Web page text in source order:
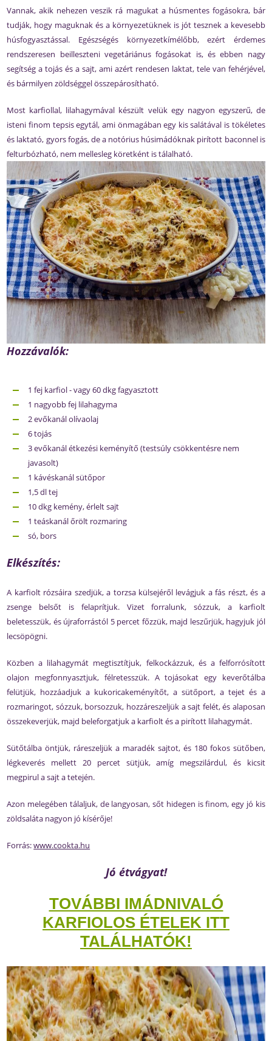
Vannak, akik nehezen veszik rá magukat a húsmentes fogásokra, bár
tudják, hogy maguknak és a környezetüknek is jót tesznek a kevesebb
húsfogyasztással. Egészségés környezetkímélőbb, ezért érdemes
rendszeresen beilleszteni vegetáriánus fogásokat is, és ebben nagy
segítség a tojás és a sajt, ami azért rendesen laktat, tele van fehérjével,
és bármilyen zöldséggel összepárosítható.
Most karfiollal, lilahagymával készült velük egy nagyon egyszerű, de
isteni finom tepsis egytál, ami önmagában egy kis salátával is tökéletes
és laktató, gyors fogás, de a notórius húsimádóknak pirított baconnel is
felturbózható, nem mellesleg köretként is tálalható.
Hozzávalók:
1 fej karfiol - vagy 60 dkg fagyasztott
1 nagyobb fej lilahagyma
2 evőkanál olívaolaj
6 tojás
3 evőkanál étkezési keményítő (testsúly csökkentésre nem
javasolt)
1 kávéskanál sütőpor
1,5 dl tej
10 dkg kemény, érlelt sajt
1 teáskanál őrölt rozmaring
só, bors
Elkészítés:
A karfiolt rózsáira szedjük, a torzsa külsejéről levágjuk a fás részt, és a
zsenge belsőt is felaprítjuk. Vizet forralunk, sózzuk, a karfiolt
beletesszük, és újraforrástól 5 percet főzzük, majd leszűrjük, hagyjuk jól
lecsöpögni.
Közben a lilahagymát megtisztítjuk, felkockázzuk, és a felforrósított
olajon megfonnyasztjuk, félretesszük. A tojásokat egy keverőtálba
felütjük, hozzáadjuk a kukoricakeményítőt, a sütőport, a tejet és a
rozmaringot, sózzuk, borsozzuk, hozzáreszeljük a sajt felét, és alaposan
összekeverjük, majd beleforgatjuk a karfiolt és a pirított lilahagymát.
Sütőtálba öntjük, ráreszeljük a maradék sajtot, és 180 fokos sütőben,
légkeverés mellett 20 percet sütjük, amíg megszilárdul, és kicsit
megpirul a sajt a tetején.
Azon melegében tálaljuk, de langyosan, sőt hidegen is finom, egy jó kis
zöldsaláta nagyon jó kísérője!
Forrás:www.cookta.hu
Jó étvágyat!
TOVÁBBI IMÁDNIVALÓ
KARFIOLOS ÉTELEK ITT
TALÁLHATÓK!